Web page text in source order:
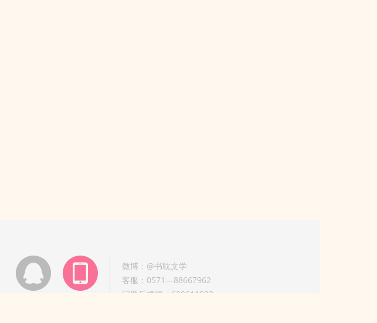
微博：@书耽文学
客服：0571—88667962
问题反馈群：630611933